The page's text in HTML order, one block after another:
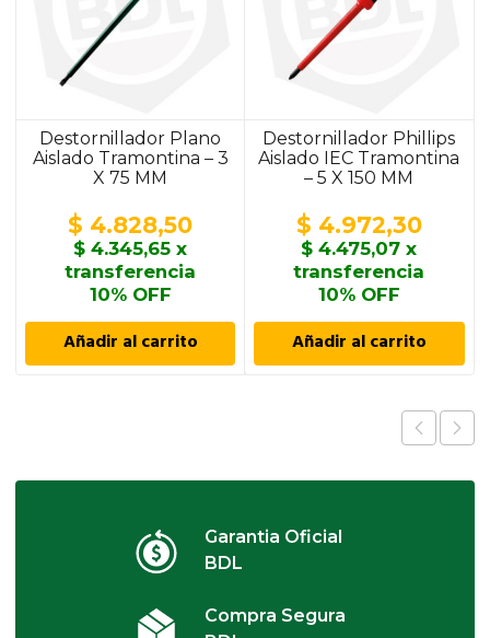
Destornillador Plano
Aislado Tramontina – 3
X 75 MM
$ 4.828,50
$ 4.345,65 x
transferencia
10% OFF
Añadir al carrito
Destornillador Phillips
Aislado IEC Tramontina
– 5 X 150 MM
$ 4.972,30
$ 4.475,07 x
transferencia
10% OFF
Añadir al carrito
Garantia Oficial
BDL
Compra Segura